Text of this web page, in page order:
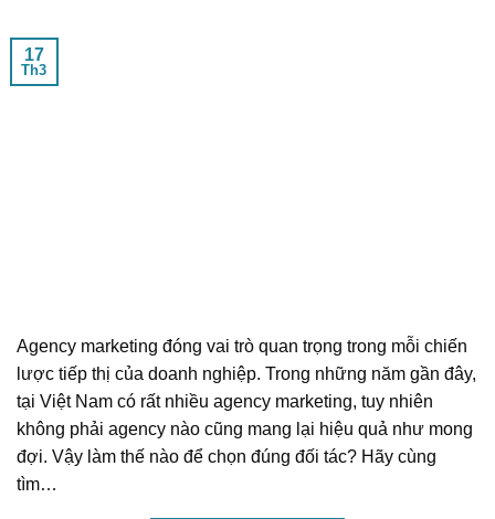
17
Th3
Agency marketing đóng vai trò quan trọng trong mỗi chiến
lược tiếp thị của doanh nghiệp. Trong những năm gần đây,
tại Việt Nam có rất nhiều agency marketing, tuy nhiên
không phải agency nào cũng mang lại hiệu quả như mong
đợi. Vậy làm thế nào để chọn đúng đối tác? Hãy cùng
tìm…